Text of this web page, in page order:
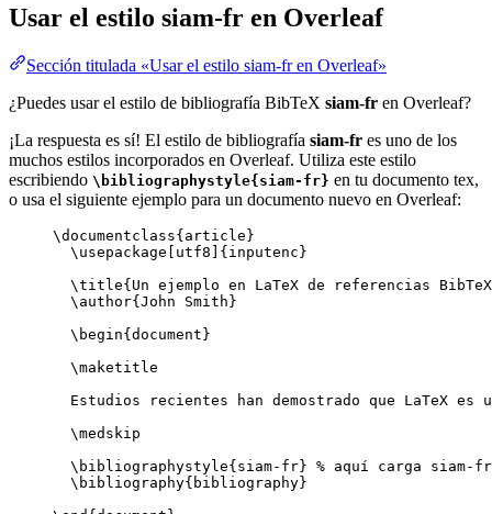
Usar el estilo siam-fr en Overleaf
Sección titulada «Usar el estilo siam-fr en Overleaf»
¿Puedes usar el estilo de bibliografía BibTeX siam-fr en Overleaf?
¡La respuesta es sí! El estilo de bibliografía siam-fr es uno de los
muchos estilos incorporados en Overleaf. Utiliza este estilo
escribiendo \bibliographystyle{siam-fr} en tu documento tex,
o usa el siguiente ejemplo para un documento nuevo en Overleaf:
\documentclass{ article }
\usepackage
utf8 ]{ inputenc }
\title{Un ejemplo en LaTeX de referencias
\author{John Smith}
\begin{ document }
\maketitle
Estudios recientes han demostrado que LaTeX
\medskip
\bibliographystyle{siam-fr} % aquí carga siam-
\bibliography{bibliography}